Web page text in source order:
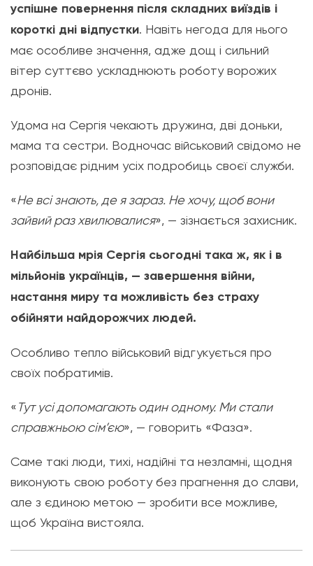
успішне повернення після складних виїздів і
короткі дні відпустки. Навіть негода для нього
має особливе значення, адже дощ і сильний
вітер суттєво ускладнюють роботу ворожих
дронів.
Удома на Сергія чекають дружина, дві доньки,
мама та сестри. Водночас військовий свідомо не
розповідає рідним усіх подробиць своєї служби.
«Не всі знають, де я зараз. Не хочу, щоб вони
зайвий раз хвилювалися», — зізнається захисник.
Найбільша мрія Сергія сьогодні така ж, як і в
мільйонів українців, — завершення війни,
настання миру та можливість без страху
обійняти найдорожчих людей.
Особливо тепло військовий відгукується про
своїх побратимів.
«Тут усі допомагають один одному. Ми стали
справжньою сім’єю», — говорить «Фаза».
Саме такі люди, тихі, надійні та незламні, щодня
виконують свою роботу без прагнення до слави,
але з єдиною метою — зробити все можливе,
щоб Україна вистояла.